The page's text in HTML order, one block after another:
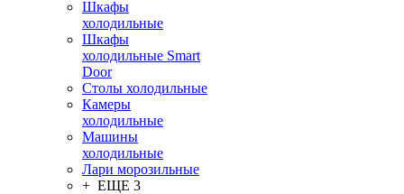
Шкафы
холодильные
Шкафы
холодильные Smart
Door
Столы холодильные
Камеры
холодильные
Машины
холодильные
Лари морозильные
+ ЕЩЕ 3